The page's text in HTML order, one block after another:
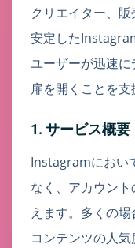
クリエイター、
安定した
ユーザーが迅速
扉を開くことを支
1. サービス概要
Instagramにおい
なく、アカウン
えます。多くの
コンテンツの人